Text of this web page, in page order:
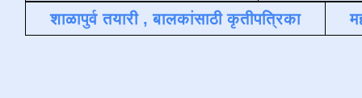
शाळापुर्व तयारी , बालकांसाठी कृतीपत्रिका